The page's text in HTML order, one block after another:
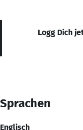
Logg Dich
Sprachen
Englisch